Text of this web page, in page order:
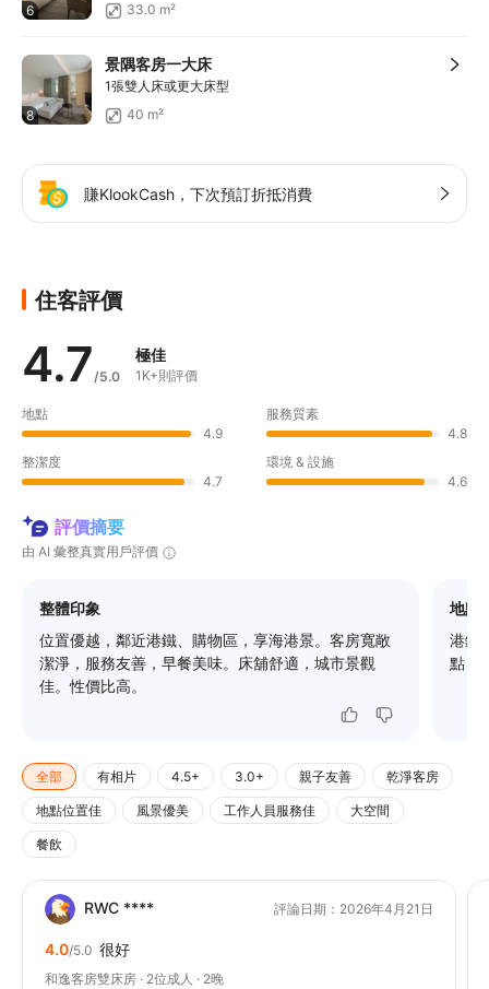
6
33.0 m²
8
景隅客房一大床
1張雙人床或更大床型
40 m²
賺KlookCash，下次預訂折抵消費
住客評價
4.7/5.0
極佳
1K+則評價
地點
4.9
服務質素
4.8
整潔度
4.7
環境 & 設施
4.6
評價摘要
由 AI 彙整真實用戶評價
整體印象
位置優越，鄰近港鐵、購物區，享海港景。客房寬敞
潔淨，服務友善，早餐美味。床舖舒適，城市景觀
佳。性價比高。
地點
港鐵
點，
全部 有相片 4.5+ 3.0+ 親子友善 乾淨客房
地點位置佳 風景優美 工作人員服務佳 大空間
餐飲
RWC **** 評論日期：2026年4月21日
4.0/5.0 很好
和逸客房雙床房 · 2位成人 · 2晚